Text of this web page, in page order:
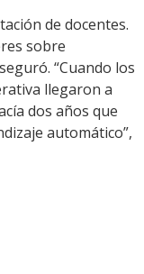
de docentes.
sobre
“Cuando los
llegaron a
dos años que
automático”,